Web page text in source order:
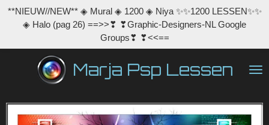
Ga
direct
de
hoofdinhoud
Marja Psp Lessen
**NIEUW//NEW** ◈ Mural ◈ 1200 ◈ Niya ✨✨1200 LESSEN✨✨
◈ Halo (pag 26) ==>>❣ ❣Graphic-Designers-NL Google
Groups❣ ❣<<==